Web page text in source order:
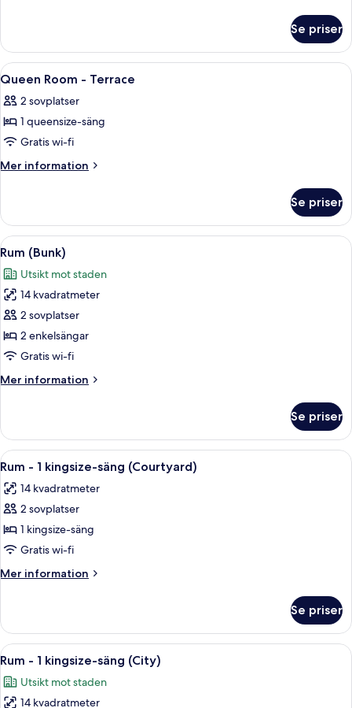
Terrace
Queen
Room
-
Se priser
Öppna
alla
foton
för
Queen
Room
Ett hotellrum med en stor säng, ett
18
Queen Room - Terrace
2 sovplatser
1 queensize-säng
Gratis wi-fi
Mer information
Mer
Room
Terrace
Se priser
Öppna
alla
foton
för
Rum
(Bunk)
Sängtillbehör av högsta kvalitet och
11
Rum (Bunk)
Utsikt mot staden
14 kvadratmeter
2 sovplatser
2 enkelsängar
Gratis wi-fi
Mer information
Mer
(Bunk)
Se priser
Öppna
alla
foton
för
Rum
-
1
kingsize-
(Courtyard)
Sängtillbehör av högsta kvalitet och
12
Rum - 1 kingsize-säng (Courtyard)
14 kvadratmeter
2 sovplatser
1 kingsize-säng
Gratis wi-fi
Mer information
Mer
-
kingsize-
(Courtyard)
Se priser
Öppna
alla
foton
En snyggt bäddad säng med vita
11
Rum - 1 kingsize-säng (City)
Utsikt mot staden
14 kvadratmeter